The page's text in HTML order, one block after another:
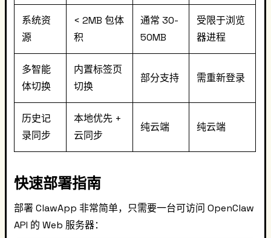
系统资
源
< 2MB 包体
积
通常 30-
50MB
受限于浏览
器进程
多智能
体切换
内置标签页
切换
部分支持 需重新登录
历史记
录同步
本地优先 +
云同步
纯云端 纯云端
快速部署指南
部署 ClawApp 非常简单，只需要一台可访问 OpenClaw
API 的 Web 服务器：